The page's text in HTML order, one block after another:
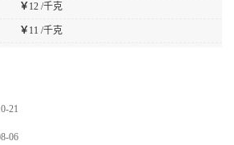
￥ 12 /千克
￥ 11 /千克
21
06